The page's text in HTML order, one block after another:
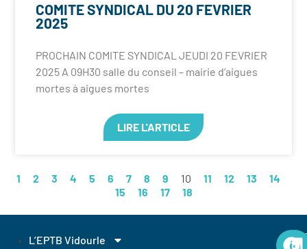
COMITE SYNDICAL DU 20 FEVRIER
2025
PROCHAIN COMITE SYNDICAL JEUDI 20 FEVRIER
2025 A 09H30 salle du conseil – mairie d’aigues
mortes à aigues mortes
LIRE L'ARTICLE
1 2 3 4 5 6 7 8 9 10 11 12 13
14
15
16 17 18
L’EPTB Vidourle